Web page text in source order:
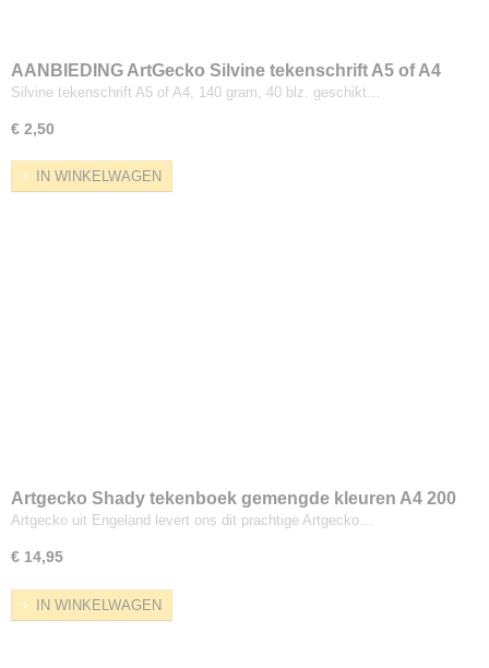
AANBIEDING ArtGecko Silvine tekenschrift A5 of A4
140 gram, 40 blz.
Silvine tekenschrift A5 of A4, 140 gram, 40 blz. geschikt…
€ 2,50
IN WINKELWAGEN
Artgecko Shady tekenboek gemengde kleuren A4 200
gram 40 vel
Artgecko uit Engeland levert ons dit prachtige Artgecko…
€ 14,95
IN WINKELWAGEN